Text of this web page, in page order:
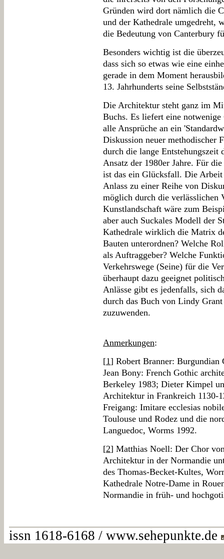
Gründen wird dort nämlich die
und der Kathedrale umgedreht,
die Bedeutung von Canterbury
Besonders wichtig ist die
dass sich so etwas wie eine
gerade in dem Moment
13. Jahrhunderts seine
Die Architektur steht ganz im
Buchs. Es liefert eine
alle Ansprüche an ein
Diskussion neuer methodischer
durch die lange Entstehungszeit
Ansatz der 1980er Jahre. Für
ist das ein Glücksfall. Die
Anlass zu einer Reihe von
möglich durch die verlässlichen
Kunstlandschaft wäre zum
aber auch Suckales Modell der
Kathedrale wirklich die Matrix
Bauten unterordnen? Welche
als Auftraggeber? Welche
Verkehrswege (Seine) für die
überhaupt dazu geeignet
Anlässe gibt es jedenfalls, sich
durch das Buch von Lindy
zuzuwenden.
Anmerkungen:
[1] Robert Branner: Burgundian
Jean Bony: French Gothic
Berkeley 1983; Dieter Kimpel
Architektur in Frankreich 1130-
Freigang: Imitare ecclesias
Toulouse und Rodez und die
Languedoc, Worms 1992.
[2] Matthias Noell: Der Chor
Architektur in der Normandie
des Thomas-Becket-Kultes,
Kathedrale Notre-Dame in
Normandie in früh- und
issn 1618-6168 / www.sehepunkte.de